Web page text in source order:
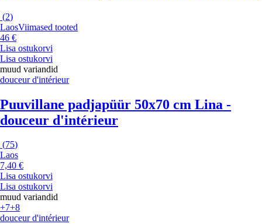
(2)
LaosViimased tooted
46 €
Lisa ostukorvi
Lisa ostukorvi
muud variandid
douceur d'intérieur
Puuvillane padjapüür 50x70 cm Lina -
douceur d'intérieur
(75)
Laos
7,40 €
Lisa ostukorvi
Lisa ostukorvi
muud variandid
+7+8
douceur d'intérieur